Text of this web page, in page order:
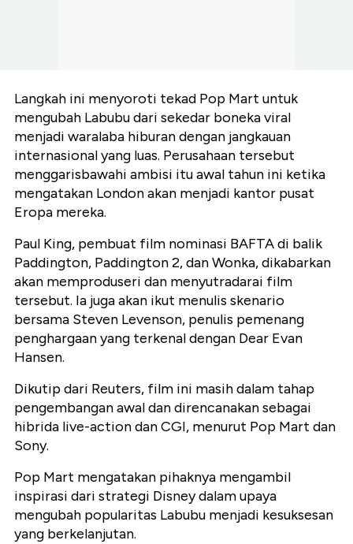
Langkah ini menyoroti tekad Pop Mart untuk
mengubah Labubu dari sekedar boneka viral
menjadi waralaba hiburan dengan jangkauan
internasional yang luas. Perusahaan tersebut
menggarisbawahi ambisi itu awal tahun ini ketika
mengatakan London akan menjadi kantor pusat
Eropa mereka.
Paul King, pembuat film nominasi BAFTA di balik
Paddington, Paddington 2, dan Wonka, dikabarkan
akan memproduseri dan menyutradarai film
tersebut. Ia juga akan ikut menulis skenario
bersama Steven Levenson, penulis pemenang
penghargaan yang terkenal dengan Dear Evan
Hansen.
Dikutip dari Reuters, film ini masih dalam tahap
pengembangan awal dan direncanakan sebagai
hibrida live-action dan CGI, menurut Pop Mart dan
Sony.
Pop Mart mengatakan pihaknya mengambil
inspirasi dari strategi Disney dalam upaya
mengubah popularitas Labubu menjadi kesuksesan
yang berkelanjutan.